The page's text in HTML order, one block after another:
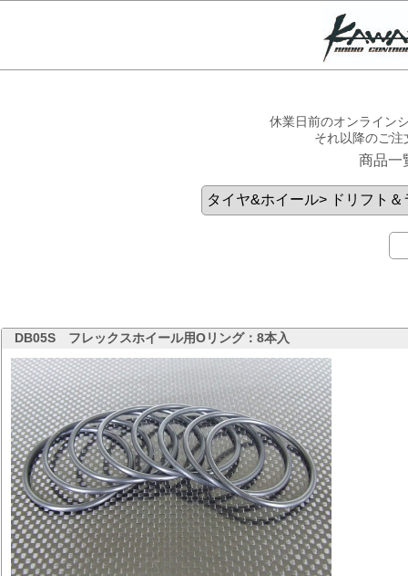
休業日前のオンライン
それ以降のご
商品一
DB05S フレックスホイール用Oリング：8本入